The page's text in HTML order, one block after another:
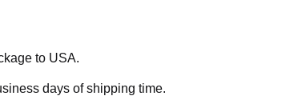
to USA.
days of shipping time.